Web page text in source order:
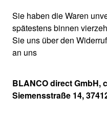
Sie haben die Waren
spätestens binnen
Sie uns über den
an uns
BLANCO direct GmbH,
Siemensstraße 14,